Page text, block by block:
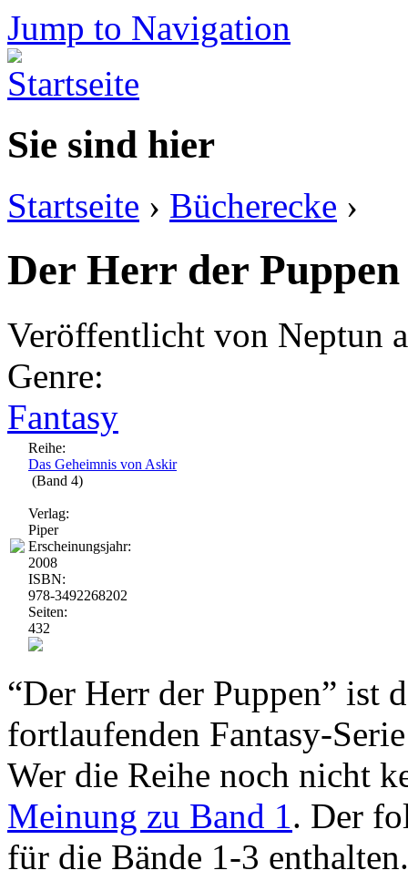
Jump to Navigation
Sie sind hier
Startseite › Bücherecke ›
Der Herr der
Veröffentlicht von Neptun
Genre:
Fantasy
Reihe:
Das Geheimnis von Askir
(Band 4)
Verlag:
Piper
Erscheinungsjahr:
2008
ISBN:
978-3492268202
Seiten:
432
“Der Herr der Puppen” ist
fortlaufenden Fantasy-
Wer die Reihe noch nicht
Meinung zu Band 1. Der
für die Bände 1-3 enthalten.